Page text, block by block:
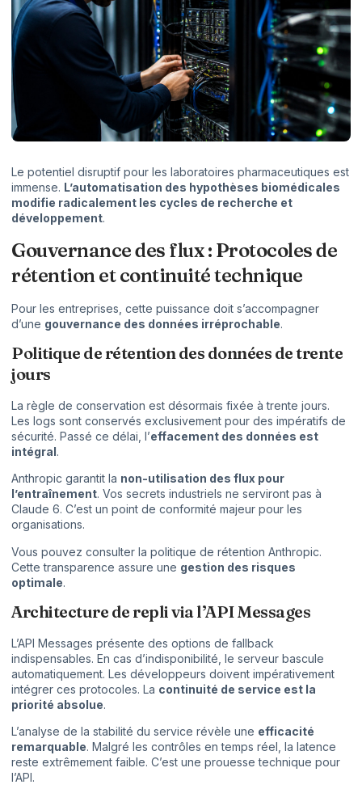
Le potentiel disruptif pour les laboratoires pharmaceutiques est
immense. L’automatisation des hypothèses biomédicales
modifie radicalement les cycles de recherche et
développement.
Gouvernance des flux : Protocoles de
rétention et continuité technique
Pour les entreprises, cette puissance doit s’accompagner
d’une gouvernance des données irréprochable.
Politique de rétention des données de trente
jours
La règle de conservation est désormais fixée à trente jours.
Les logs sont conservés exclusivement pour des impératifs de
sécurité. Passé ce délai, l’effacement des données est
intégral.
Anthropic garantit la non-utilisation des flux pour
l’entraînement. Vos secrets industriels ne serviront pas à
Claude 6. C’est un point de conformité majeur pour les
organisations.
Vous pouvez consulter la politique de rétention Anthropic.
Cette transparence assure une gestion des risques
optimale.
Architecture de repli via l’API Messages
L’API Messages présente des options de fallback
indispensables. En cas d’indisponibilité, le serveur bascule
automatiquement. Les développeurs doivent impérativement
intégrer ces protocoles. La continuité de service est la
priorité absolue.
L’analyse de la stabilité du service révèle une efficacité
remarquable. Malgré les contrôles en temps réel, la latence
reste extrêmement faible. C’est une prouesse technique pour
l’API.